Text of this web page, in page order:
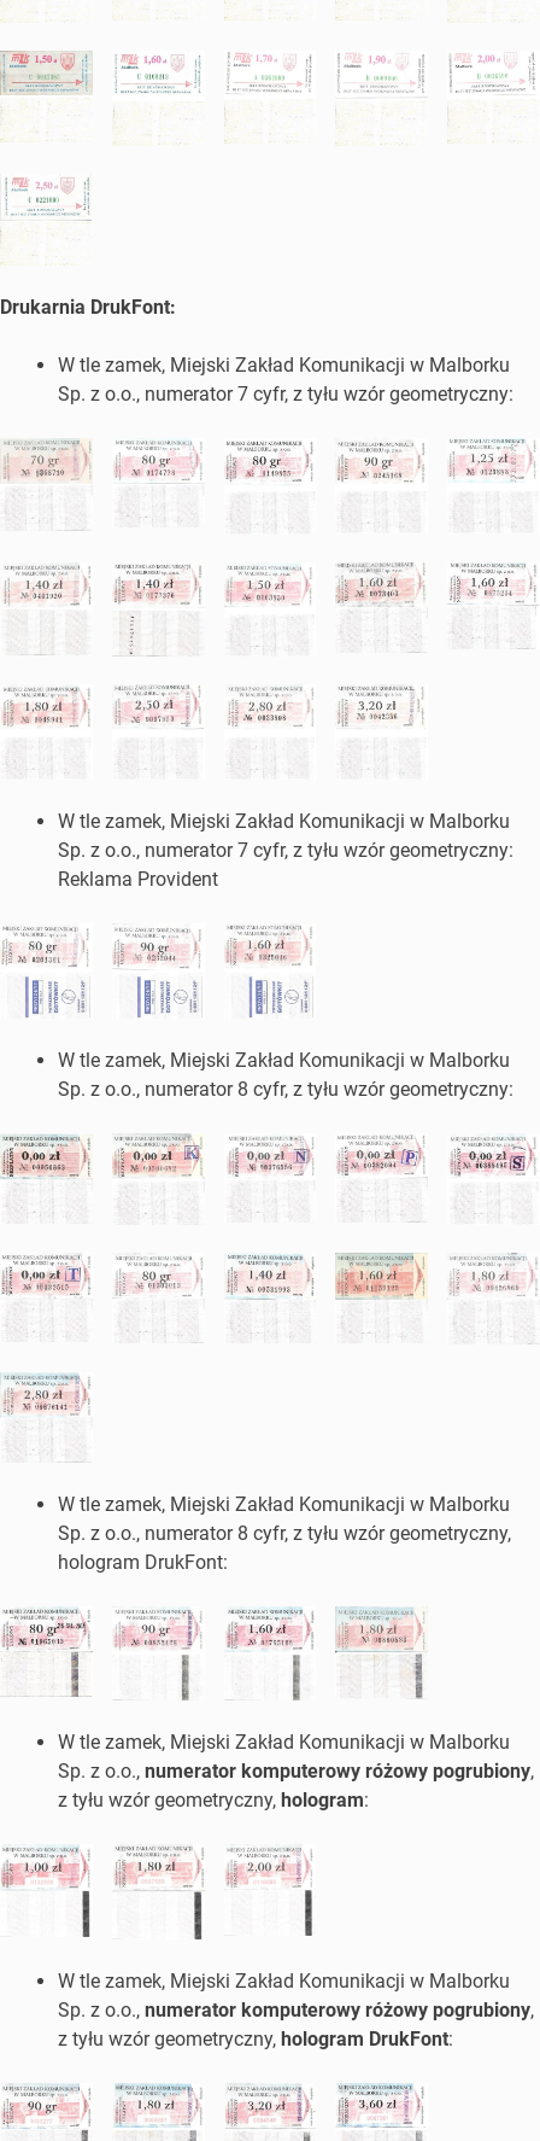
Drukarnia DrukFont:
W tle zamek, Miejski Zakład Komunikacji w Malborku
Sp. z o.o., numerator 7 cyfr, z tyłu wzór geometryczny:
W tle zamek, Miejski Zakład Komunikacji w Malborku
Sp. z o.o., numerator 7 cyfr, z tyłu wzór geometryczny:
Reklama Provident
W tle zamek, Miejski Zakład Komunikacji w Malborku
Sp. z o.o., numerator 8 cyfr, z tyłu wzór geometryczny:
W tle zamek, Miejski Zakład Komunikacji w Malborku
Sp. z o.o., numerator 8 cyfr, z tyłu wzór geometryczny,
hologram DrukFont:
W tle zamek, Miejski Zakład Komunikacji w Malborku
Sp. z o.o., numerator komputerowy różowy pogrubiony,
z tyłu wzór geometryczny, hologram:
W tle zamek, Miejski Zakład Komunikacji w Malborku
Sp. z o.o., numerator komputerowy różowy pogrubiony,
z tyłu wzór geometryczny, hologram DrukFont: